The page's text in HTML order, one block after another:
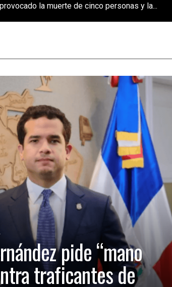
la muerte de cinco personas y la...
pide “mano
traficantes de